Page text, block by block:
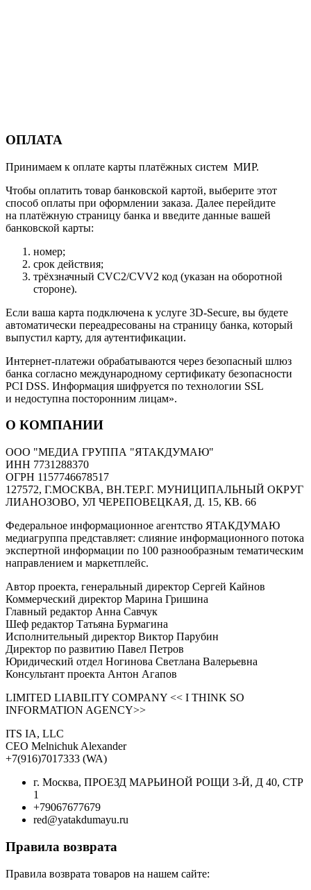
ОПЛАТА
Принимаем к оплате карты платёжных систем МИР.
Чтобы оплатить товар банковской картой, выберите этот
способ оплаты при оформлении заказа. Далее перейдите
на платёжную страницу банка и введите данные вашей
банковской карты:
номер;
срок действия;
трёхзначный CVC2/CVV2 код (указан на оборотной
стороне).
Если ваша карта подключена к услуге 3D-Secure, вы будете
автоматически переадресованы на страницу банка, который
выпустил карту, для аутентификации.
Интернет-платежи обрабатываются через безопасный шлюз
банка согласно международному сертификату безопасности
PCI DSS. Информация шифруется по технологии SSL
и недоступна посторонним лицам».
О КОМПАНИИ
ООО "МЕДИА ГРУППА "ЯТАКДУМАЮ"
ИНН 7731288370
ОГРН 1157746678517
127572, Г.МОСКВА, ВН.ТЕР.Г. МУНИЦИПАЛЬНЫЙ ОКРУГ
ЛИАНОЗОВО, УЛ ЧЕРЕПОВЕЦКАЯ, Д. 15, КВ. 66
Федеральное информационное агентство ЯТАКДУМАЮ
медиагруппа представляет: слияние информационного потока
экспертной информации по 100 разнообразным тематическим
направлением и маркетплейс.
Автор проекта, генеральный директор Сергей Кайнов
Коммерческий директор Марина Гришина
Главный редактор Анна Савчук
Шеф редактор Татьяна Бурмагина
Исполнительный директор Виктор Парубин
Директор по развитию Павел Петров
Юридический отдел Ногинова Светлана Валерьевна
Консультант проекта Антон Агапов
LIMITED LIABILITY COMPANY << I THINK SO
INFORMATION AGENCY>>
ITS IA, LLC
CEO Melnichuk Alexander
+7(916)7017333 (WA)
г. Москва, ПРОЕЗД МАРЬИНОЙ РОЩИ 3-Й, Д 40, СТР
1
+79067677679
red@yatakdumayu.ru
Правила возврата
Правила возврата товаров на нашем сайте: